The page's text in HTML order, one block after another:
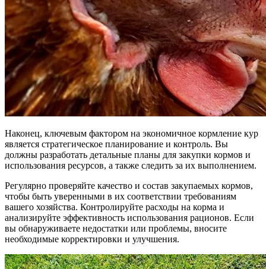
Наконец, ключевым фактором на экономичное кормление кур
является стратегическое планирование и контроль. Вы
должны разработать детальные планы для закупки кормов и
использования ресурсов, а также следить за их выполнением.
Регулярно проверяйте качество и состав закупаемых кормов,
чтобы быть уверенными в их соответствии требованиям
вашего хозяйства. Контролируйте расходы на корма и
анализируйте эффективность использования рационов. Если
вы обнаруживаете недостатки или проблемы, вносите
необходимые корректировки и улучшения.